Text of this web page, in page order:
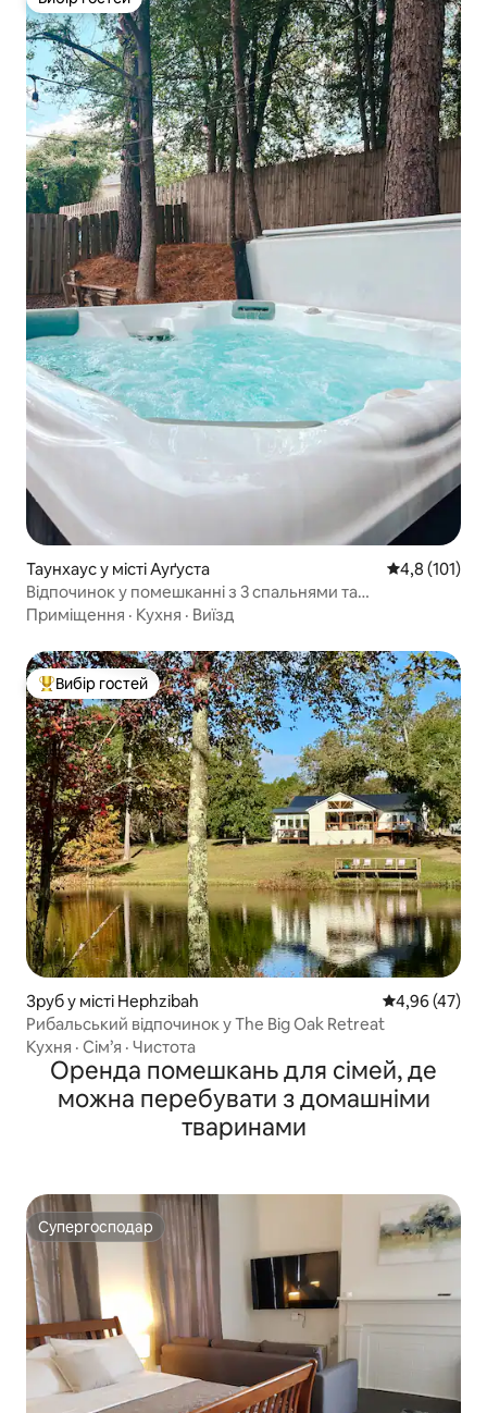
Вибір гостей
Таунхаус у місті Ауґуста Середня
4,8 (101)
Відпочинок у помешканні з 3 спальнями та
гідромасажною ванною 1,4 милі до Masters
Приміщення · Кухня · Виїзд
Топ вибір гостей
Вибір гостей
Зруб у місті Hephzibah Середня
4,96 (47)
Рибальський відпочинок у The Big Oak Retreat
Кухня · Сім’я · Чистота
Оренда помешкань для сімей, де
можна перебувати з домашніми
тваринами
Супергосподар
Супергосподар